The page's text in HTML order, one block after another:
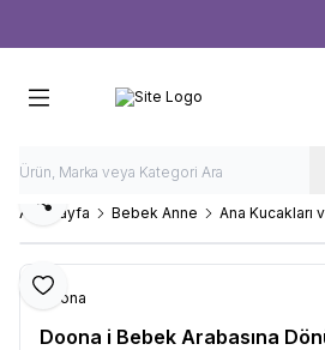
Ana Sayfa Bebek Anne Ana Kucakları
Favoriye Ekle
Paylaş
Doona
Doona i Bebek Arabasına